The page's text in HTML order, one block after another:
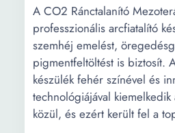
A CO2 Ránctalanító
professzionális arcfiatalító
szemhéj emelést,
pigmentfeltöltést is biztosít.
készülék fehér színével és
technológiájával kiemelkedik
közül, és ezért került fel a